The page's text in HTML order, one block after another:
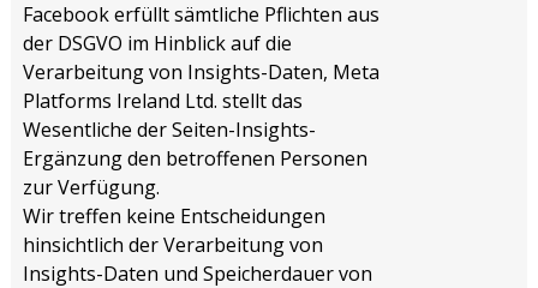
Facebook erfüllt sämtliche Pflichten aus
der DSGVO im Hinblick auf die
Verarbeitung von Insights-Daten, Meta
Platforms Ireland Ltd. stellt das
Wesentliche der Seiten-Insights-
Ergänzung den betroffenen Personen
zur Verfügung.
Wir treffen keine Entscheidungen
hinsichtlich der Verarbeitung von
Insights-Daten und Speicherdauer von